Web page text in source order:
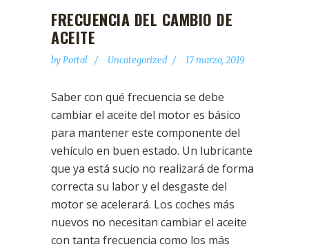
FRECUENCIA DEL CAMBIO DE
ACEITE
byPortal Uncategorized 17 marzo, 2019
Saber con qué frecuencia se debe
cambiar el aceite del motor es básico
para mantener este componente del
vehículo en buen estado. Un lubricante
que ya está sucio no realizará de forma
correcta su labor y el desgaste del
motor se acelerará. Los coches más
nuevos no necesitan cambiar el aceite
con tanta frecuencia como los más